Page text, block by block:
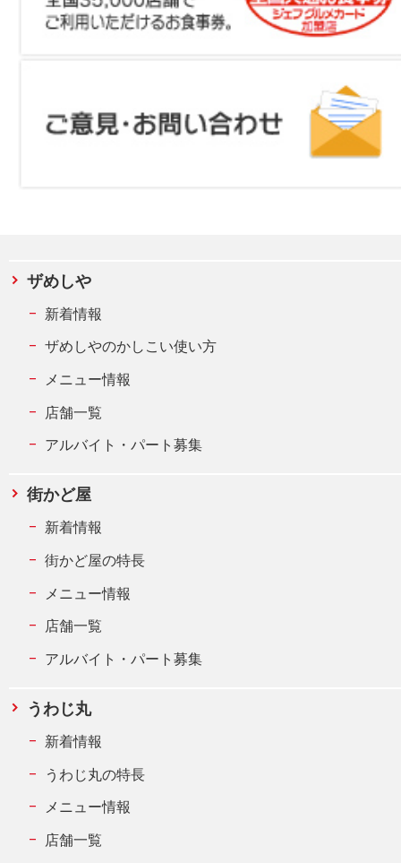
ザめしや
新着情報
ザめしやのかしこい使い方
メニュー情報
店舗一覧
アルバイト・パート募集
街かど屋
新着情報
街かど屋の特長
メニュー情報
店舗一覧
アルバイト・パート募集
うわじ丸
新着情報
うわじ丸の特長
メニュー情報
店舗一覧